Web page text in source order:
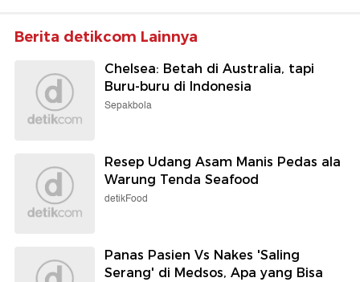
Berita detikcom Lainnya
Chelsea: Betah di Australia, tapi
Buru-buru di Indonesia
Sepakbola
Resep Udang Asam Manis Pedas ala
Warung Tenda Seafood
detikFood
Panas Pasien Vs Nakes 'Saling
Serang' di Medsos, Apa yang Bisa